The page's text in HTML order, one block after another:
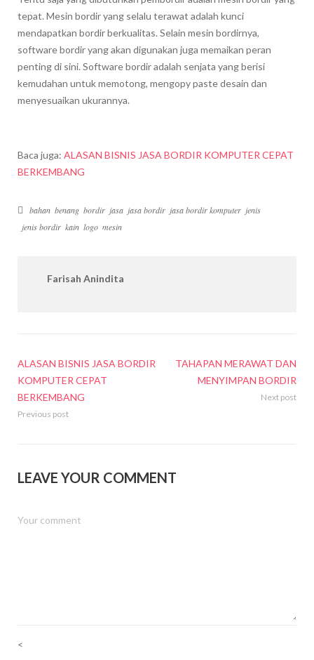
tepat. Mesin bordir yang selalu terawat adalah kunci
mendapatkan bordir berkualitas. Selain mesin bordirnya,
software bordir yang akan digunakan juga memaikan peran
penting di sini. Software bordir adalah senjata yang berisi
kemudahan untuk memotong, mengopy paste desain dan
menyesuaikan ukurannya.
Baca juga: ALASAN BISNIS JASA BORDIR KOMPUTER CEPAT
BERKEMBANG
bahan benang bordir jasa jasa bordir jasa bordir komputer jenis
jenis bordir kain logo mesin
Farisah Anindita
ALASAN BISNIS JASA BORDIR
KOMPUTER CEPAT
BERKEMBANG
Previous post
TAHAPAN MERAWAT DAN
MENYIMPAN BORDIR
Next post
LEAVE YOUR COMMENT
<